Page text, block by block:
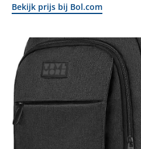
Bekijk prijs bij Bol.com